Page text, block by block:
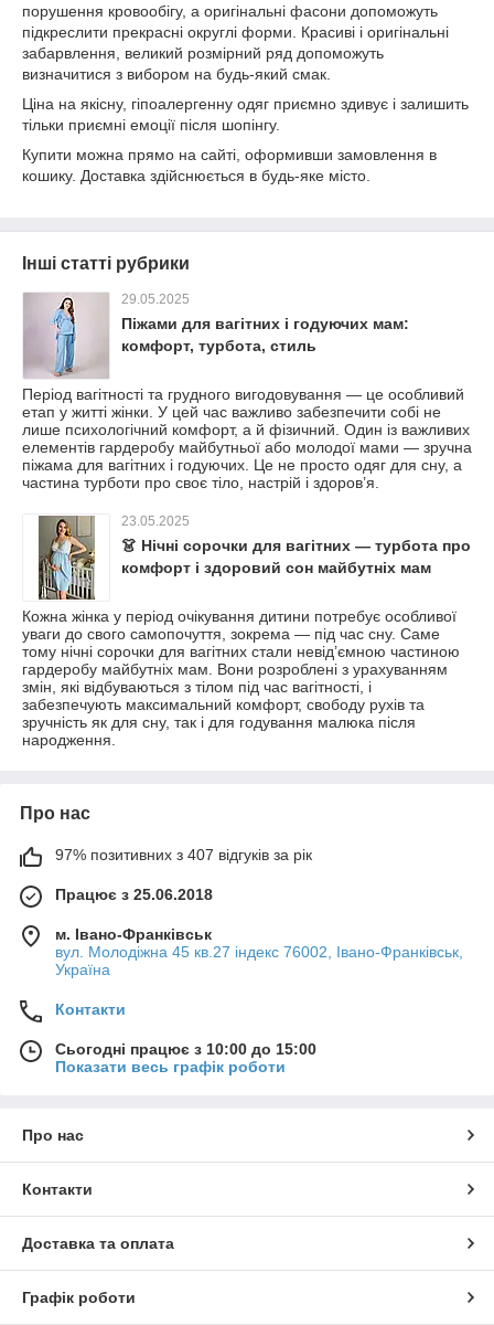
порушення кровообігу, а оригінальні фасони допоможуть
підкреслити прекрасні округлі форми. Красиві і оригінальні
забарвлення, великий розмірний ряд допоможуть
визначитися з вибором на будь-який смак.
Ціна на якісну, гіпоалергенну одяг приємно здивує і залишить
тільки приємні емоції після шопінгу.
Купити можна прямо на сайті, оформивши замовлення в
кошику. Доставка здійснюється в будь-яке місто.
Інші статті рубрики
29.05.2025
Піжами для вагітних і годуючих мам:
комфорт, турбота, стиль
Період вагітності та грудного вигодовування — це особливий
етап у житті жінки. У цей час важливо забезпечити собі не
лише психологічний комфорт, а й фізичний. Один із важливих
елементів гардеробу майбутньої або молодої мами — зручна
піжама для вагітних і годуючих. Це не просто одяг для сну, а
частина турботи про своє тіло, настрій і здоров’я.
23.05.2025
👗 Нічні сорочки для вагітних — турбота про
комфорт і здоровий сон майбутніх мам
Кожна жінка у період очікування дитини потребує особливої
уваги до свого самопочуття, зокрема — під час сну. Саме
тому нічні сорочки для вагітних стали невід’ємною частиною
гардеробу майбутніх мам. Вони розроблені з урахуванням
змін, які відбуваються з тілом під час вагітності, і
забезпечують максимальний комфорт, свободу рухів та
зручність як для сну, так і для годування малюка після
народження.
Про нас
97% позитивних з 407 відгуків за рік
Працює з 25.06.2018
м. Івано-Франківськ
вул. Молодіжна 45 кв.27 індекс 76002, Івано-Франківськ,
Україна
Контакти
Сьогодні працює з 10:00 до 15:00
Показати весь графік роботи
Про нас
Контакти
Доставка та оплата
Графік роботи